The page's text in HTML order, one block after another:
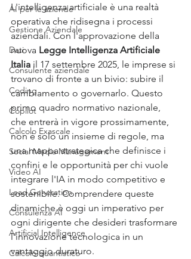
AI per le aziende
Gestione Aziendale
Dati
Consulente aziendale
Coding
Copilot
Calcolo Exascale
Social Media Management
Video AI
Lead Generation
Consulenza AI
Artificial Intelligence
Calcolo quantistico
L'intelligenza artificiale è una realtà
operativa che ridisegna i processi
aziendali. Con l'approvazione della
nuova Legge Intelligenza Artificiale
Italia il 17 settembre 2025, le imprese si
trovano di fronte a un bivio: subire il
cambiamento o governarlo. Questo
primo quadro normativo nazionale,
che entrerà in vigore prossimamente,
non è solo un insieme di regole, ma
una mappa strategica che definisce i
confini e le opportunità per chi vuole
integrare l'IA in modo competitivo e
sostenibile. Comprendere queste
dinamiche è oggi un imperativo per
ogni dirigente che desideri trasformare
l'innovazione tecnologica in un
vantaggio duraturo.